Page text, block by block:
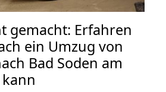
gemacht: Erfahren
ein Umzug von
Bad Soden am